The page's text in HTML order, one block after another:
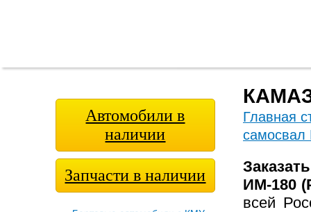
Автомобили в
наличии
Запчасти в наличии
Главная
ИМ-180
всей